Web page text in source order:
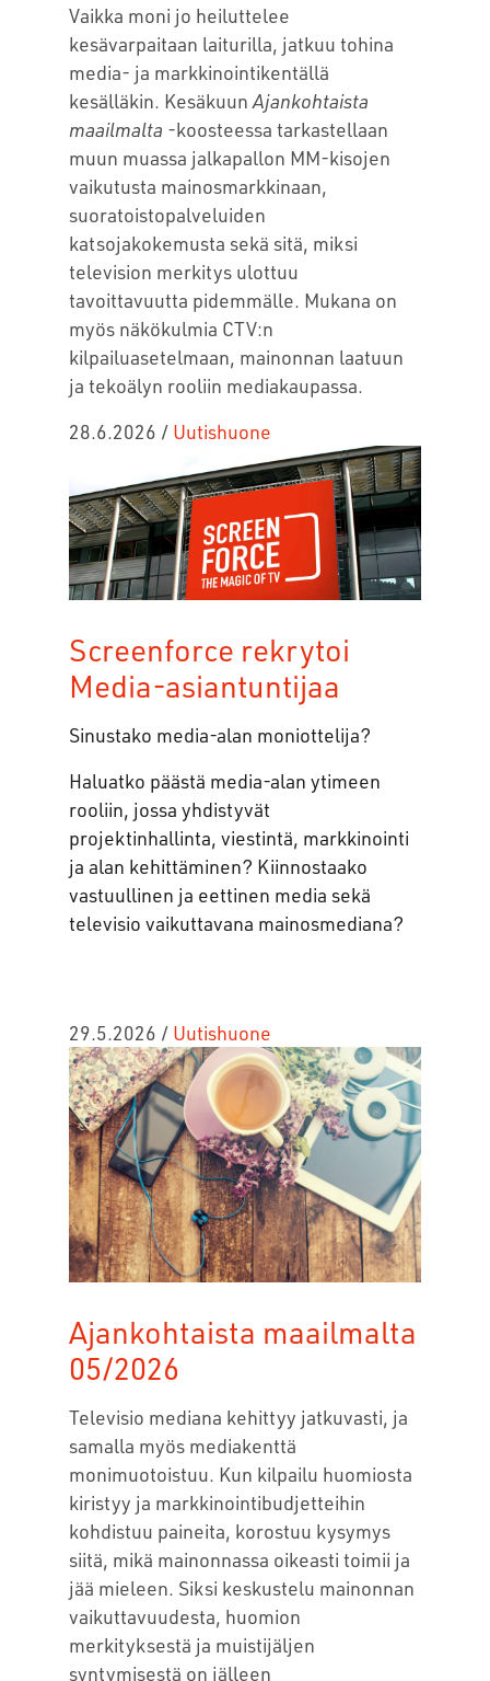
Vaikka moni jo heiluttelee
kesävarpaitaan laiturilla, jatkuu tohina
media- ja markkinointikentällä
kesälläkin. Kesäkuun Ajankohtaista
maailmalta -koosteessa tarkastellaan
muun muassa jalkapallon MM-kisojen
vaikutusta mainosmarkkinaan,
suoratoistopalveluiden
katsojakokemusta sekä sitä, miksi
television merkitys ulottuu
tavoittavuutta pidemmälle. Mukana on
myös näkökulmia CTV:n
kilpailuasetelmaan, mainonnan laatuun
ja tekoälyn rooliin mediakaupassa.
28.6.2026 / Uutishuone
Screenforce rekrytoi
Media-asiantuntijaa
Sinustako media-alan moniottelija?
Haluatko päästä media-alan ytimeen
rooliin, jossa yhdistyvät
projektinhallinta, viestintä, markkinointi
ja alan kehittäminen? Kiinnostaako
vastuullinen ja eettinen media sekä
televisio vaikuttavana mainosmediana?
29.5.2026 / Uutishuone
Ajankohtaista maailmalta
05/2026
Televisio mediana kehittyy jatkuvasti, ja
samalla myös mediakenttä
monimuotoistuu. Kun kilpailu huomiosta
kiristyy ja markkinointibudjetteihin
kohdistuu paineita, korostuu kysymys
siitä, mikä mainonnassa oikeasti toimii ja
jää mieleen. Siksi keskustelu mainonnan
vaikuttavuudesta, huomion
merkityksestä ja muistijäljen
syntymisestä on jälleen